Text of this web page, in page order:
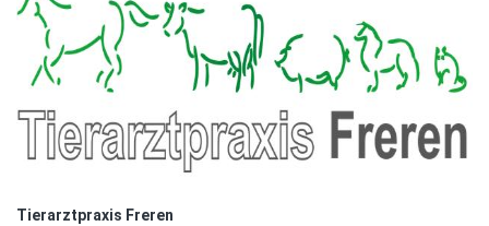
Tierarztpraxis Freren